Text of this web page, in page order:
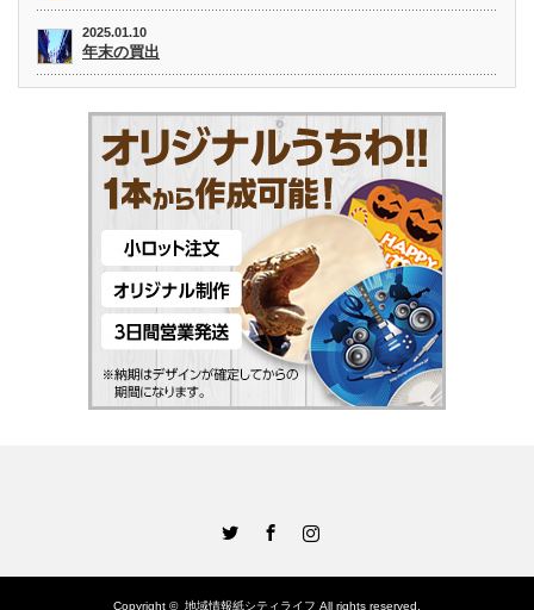
2025.01.10
年末の買出
Copyright © 地域情報紙シティライフ All rights reserved.